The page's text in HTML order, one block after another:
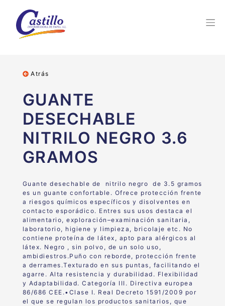
Atrás
GUANTE
DESECHABLE
NITRILO NEGRO 3.6
GRAMOS
Guante desechable de nitrilo negro de 3.5 gramos
es un guante confortable. Ofrece protección frente
a riesgos químicos específicos y disolventes en
contacto esporádico. Entres sus usos destaca el
alimentario,exploración –examinación sanitaria,
laboratorio, higie ney limpieza, bricolajeetc. No
contiene proteína de látex, apto para alérgicos al
látex. Negro , sin polvo, de un solo uso,
ambidiestros.Puño con reborde, protección frente
a derrames.Texturado en sus puntas, facilitando el
agarre. Alta resistencia y durabilidad. Flexibilidad
y Adaptabilidad. Categoría III. Directiva europea
86/686 CEE.•Clase I. Real Decreto 1591/2009 por
el que se regulan los productos sanitarios, que